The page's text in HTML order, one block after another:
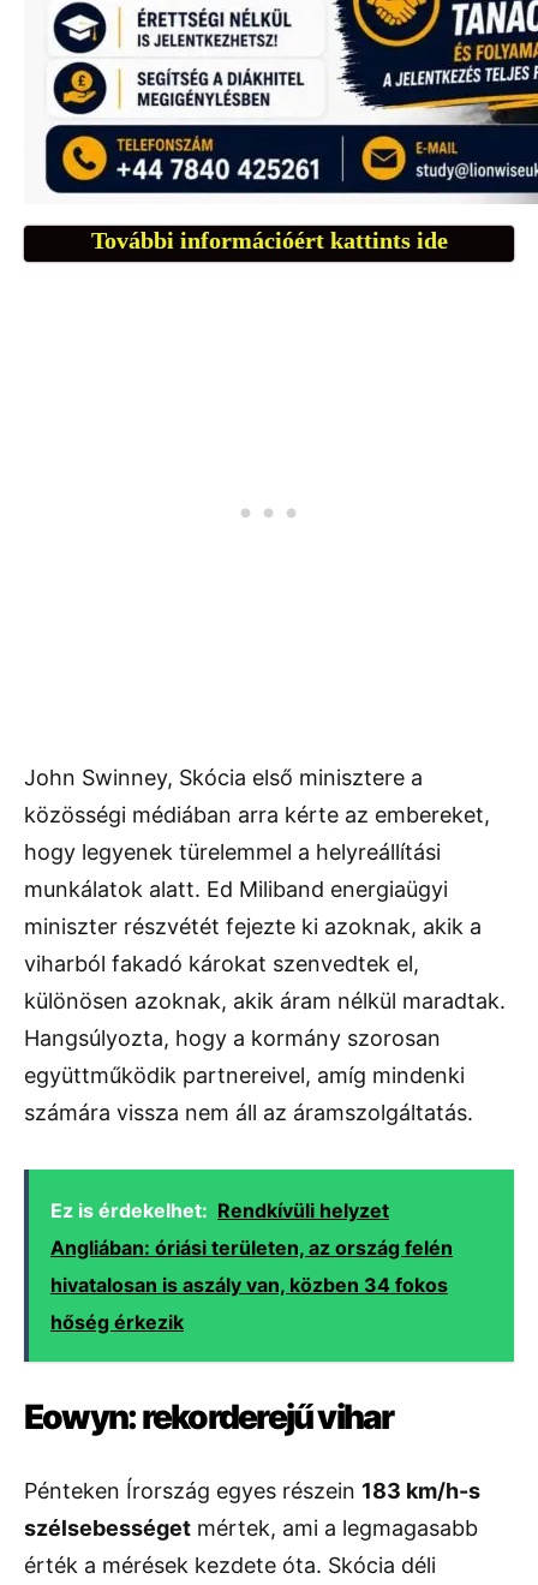
További információért kattints ide
John Swinney, Skócia első minisztere a
közösségi médiában arra kérte az embereket,
hogy legyenek türelemmel a helyreállítási
munkálatok alatt. Ed Miliband energiaügyi
miniszter részvétét fejezte ki azoknak, akik a
viharból fakadó károkat szenvedtek el,
különösen azoknak, akik áram nélkül maradtak.
Hangsúlyozta, hogy a kormány szorosan
együttműködik partnereivel, amíg mindenki
számára vissza nem áll az áramszolgáltatás.
Ez is érdekelhet: Rendkívüli helyzet
Angliában: óriási területen, az ország felén
hivatalosan is aszály van, közben 34 fokos
hőség érkezik
Eowyn: rekorderejű vihar
Pénteken Írország egyes részein 183 km/h-s
szélsebességet mértek, ami a legmagasabb
érték a mérések kezdete óta. Skócia déli